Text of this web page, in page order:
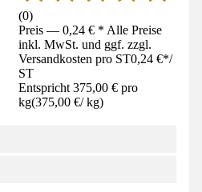
(0)
Preis — 0,24 € * Alle Preise
inkl. MwSt. und ggf. zzgl.
Versandkosten pro ST0,24 €*/
ST
Entspricht 375,00 € pro
kg(375,00 €/ kg)